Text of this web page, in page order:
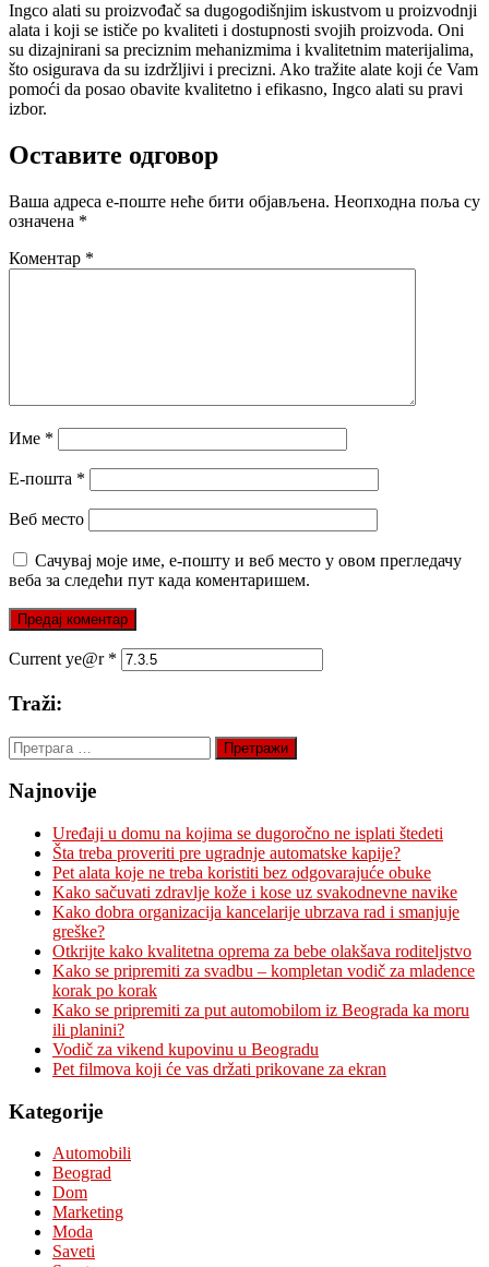
Ingco alati su proizvođač sa dugogodišnjim iskustvom u proizvodnji
alata i koji se ističe po kvaliteti i dostupnosti svojih proizvoda. Oni
su dizajnirani sa preciznim mehanizmima i kvalitetnim materijalima,
što osigurava da su izdržljivi i precizni. Ako tražite alate koji će Vam
pomoći da posao obavite kvalitetno i efikasno, Ingco alati su pravi
izbor.
Оставите одговор
Ваша адреса е-поште неће бити објављена. Неопходна поља су
означена *
Коментар *
Име *
Е-пошта *
Веб место
Сачувај моје име, е-пошту и веб место у овом прегледачу
веба за следећи пут када коментаришем.
Current ye@r *
Traži:
Претрага
за:
Najnovije
Uređaji u domu na kojima se dugoročno ne isplati štedeti
Šta treba proveriti pre ugradnje automatske kapije?
Pet alata koje ne treba koristiti bez odgovarajuće obuke
Kako sačuvati zdravlje kože i kose uz svakodnevne navike
Kako dobra organizacija kancelarije ubrzava rad i smanjuje
greške?
Otkrijte kako kvalitetna oprema za bebe olakšava roditeljstvo
Kako se pripremiti za svadbu – kompletan vodič za mladence
korak po korak
Kako se pripremiti za put automobilom iz Beograda ka moru
ili planini?
Vodič za vikend kupovinu u Beogradu
Pet filmova koji će vas držati prikovane za ekran
Kategorije
Automobili
Beograd
Dom
Marketing
Moda
Saveti